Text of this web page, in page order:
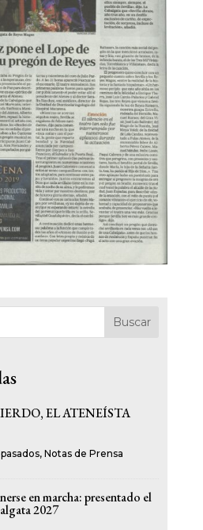
Buscar
EL ATENEÍSTA
, Notas de Prensa
en marcha: presentado el
2027